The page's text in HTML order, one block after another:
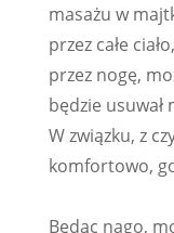
masażu w
przez całe
przez nogę,
będzie usuwał
W związku, z
komfortowo,
Będąc nago,